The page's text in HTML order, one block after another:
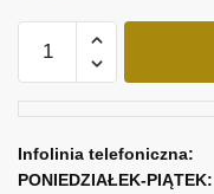
Wydruk
o
północy
Infolinia telefoniczna:
PONIEDZIAŁEK-PIĄTEK: